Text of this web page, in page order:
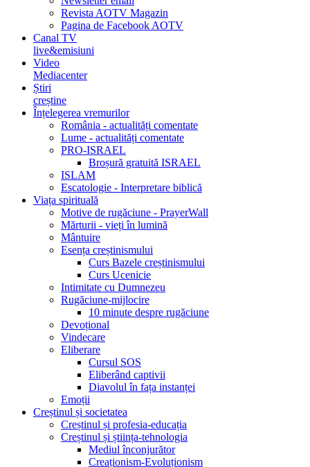
Revista AOTV Magazin
Pagina de Facebook AOTV
Canal TV
live&emisiuni
Video
Mediacenter
Știri
creștine
Înțelegerea vremurilor
România - actualități comentate
Lume - actualități comentate
PRO-ISRAEL
Broșură gratuită ISRAEL
ISLAM
Escatologie - Interpretare biblică
Viața spirituală
Motive de rugăciune - PrayerWall
Mărturii - vieți în lumină
Mântuire
Esența creștinismului
Curs Bazele creștinismului
Curs Ucenicie
Intimitate cu Dumnezeu
Rugăciune-mijlocire
10 minute despre rugăciune
Devoțional
Vindecare
Eliberare
Cursul SOS
Eliberând captivii
Diavolul în fața instanței
Emoții
Creștinul și societatea
Creștinul și profesia-educația
Creștinul și știința-tehnologia
Mediul înconjurător
Creaționism-Evoluționism